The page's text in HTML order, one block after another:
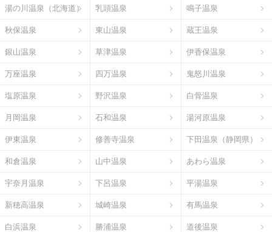
湯の川温泉（北海道） 乳頭温泉 鳴子温泉
秋保温泉 東山温泉 蔵王温泉
銀山温泉 草津温泉 伊香保温泉
万座温泉 四万温泉 鬼怒川温泉
塩原温泉 野沢温泉 白骨温泉
月岡温泉 石和温泉 湯河原温泉
伊東温泉 修善寺温泉 下田温泉（静岡県）
和倉温泉 山中温泉 あわら温泉
宇奈月温泉 下呂温泉 平湯温泉
新穂高温泉 城崎温泉 有馬温泉
白浜温泉 勝浦温泉 道後温泉